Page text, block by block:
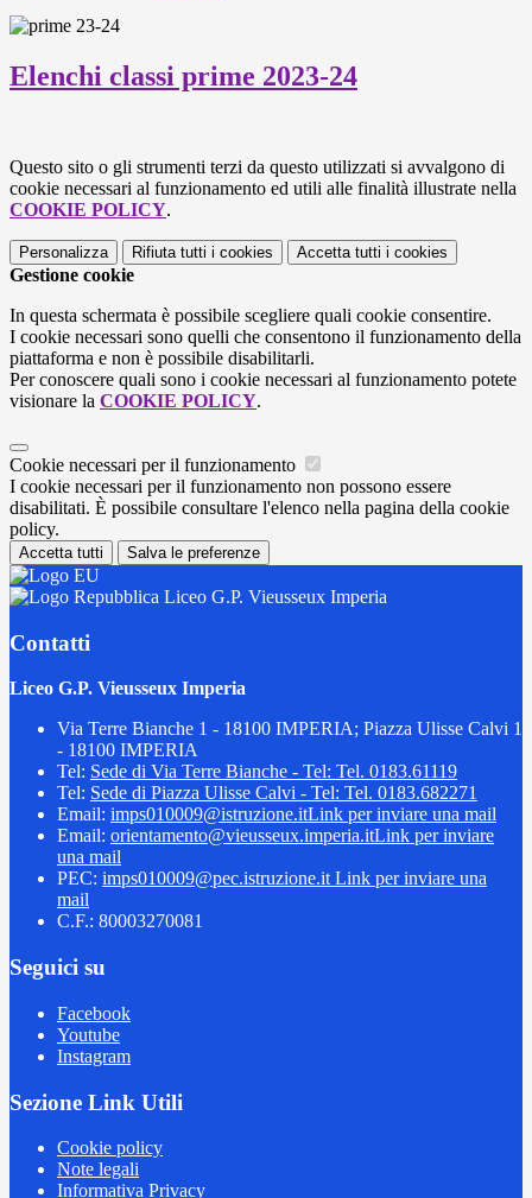
Elenchi classi prime 2023-24
Questo sito o gli strumenti terzi da questo utilizzati si avvalgono di
cookie necessari al funzionamento ed utili alle finalità illustrate nella
COOKIE POLICY.
Personalizza Rifiuta tutti i cookies Accetta tutti i cookies
Gestione cookie
In questa schermata è possibile scegliere quali cookie consentire.
I cookie necessari sono quelli che consentono il funzionamento della
piattaforma e non è possibile disabilitarli.
Per conoscere quali sono i cookie necessari al funzionamento potete
visionare la COOKIE POLICY.
Cookie necessari per il funzionamento
I cookie necessari per il funzionamento non possono essere
disabilitati. È possibile consultare l'elenco nella pagina della cookie
policy.
Accetta tutti Salva le preferenze
Liceo G.P. Vieusseux Imperia
Contatti
Liceo G.P. Vieusseux Imperia
Via Terre Bianche 1 - 18100 IMPERIA; Piazza Ulisse Calvi 1
- 18100 IMPERIA
Tel: Sede di Via Terre Bianche - Tel: Tel. 0183.61119
Tel: Sede di Piazza Ulisse Calvi - Tel: Tel. 0183.682271
Email: imps010009@istruzione.itLink per inviare una mail
Email: orientamento@vieusseux.imperia.itLink per inviare
una mail
PEC: imps010009@pec.istruzione.it Link per inviare una
mail
C.F.: 80003270081
Seguici su
Facebook
Youtube
Instagram
Sezione Link Utili
Cookie policy
Note legali
Informativa Privacy